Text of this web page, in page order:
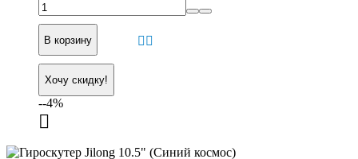
В корзину
Хочу скидку!
--4%